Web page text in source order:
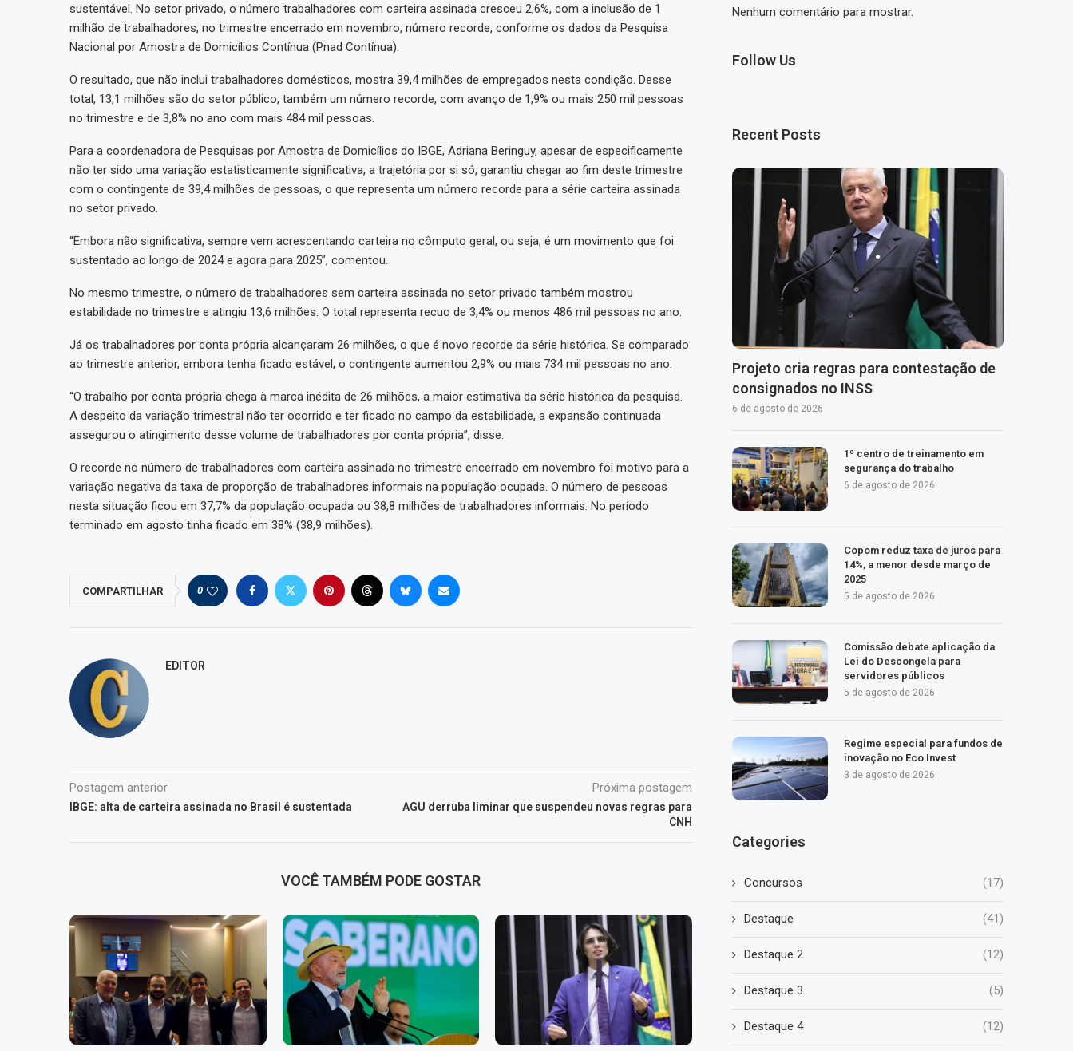
sustentável. No setor privado, o número trabalhadores com carteira assinada cresceu 2,6%, com a inclusão de 1
milhão de trabalhadores, no trimestre encerrado em novembro, número recorde, conforme os dados da Pesquisa
Nacional por Amostra de Domicílios Contínua (Pnad Contínua).
O resultado, que não inclui trabalhadores domésticos, mostra 39,4 milhões de empregados nesta condição. Desse
total, 13,1 milhões são do setor público, também um número recorde, com avanço de 1,9% ou mais 250 mil pessoas
no trimestre e de 3,8% no ano com mais 484 mil pessoas.
Para a coordenadora de Pesquisas por Amostra de Domicílios do IBGE, Adriana Beringuy, apesar de especificamente
não ter sido uma variação estatisticamente significativa, a trajetória por si só, garantiu chegar ao fim deste trimestre
com o contingente de 39,4 milhões de pessoas, o que representa um número recorde para a série carteira assinada
no setor privado.
“Embora não significativa, sempre vem acrescentando carteira no cômputo geral, ou seja, é um movimento que foi
sustentado ao longo de 2024 e agora para 2025”, comentou.
No mesmo trimestre, o número de trabalhadores sem carteira assinada no setor privado também mostrou
estabilidade no trimestre e atingiu 13,6 milhões. O total representa recuo de 3,4% ou menos 486 mil pessoas no ano.
Já os trabalhadores por conta própria alcançaram 26 milhões, o que é novo recorde da série histórica. Se comparado
ao trimestre anterior, embora tenha ficado estável, o contingente aumentou 2,9% ou mais 734 mil pessoas no ano.
“O trabalho por conta própria chega à marca inédita de 26 milhões, a maior estimativa da série histórica da pesquisa.
A despeito da variação trimestral não ter ocorrido e ter ficado no campo da estabilidade, a expansão continuada
assegurou o atingimento desse volume de trabalhadores por conta própria”, disse.
O recorde no número de trabalhadores com carteira assinada no trimestre encerrado em novembro foi motivo para a
variação negativa da taxa de proporção de trabalhadores informais na população ocupada. O número de pessoas
nesta situação ficou em 37,7% da população ocupada ou 38,8 milhões de trabalhadores informais. No período
terminado em agosto tinha ficado em 38% (38,9 milhões).
COMPARTILHAR 0
EDITOR
Postagem anterior
IBGE: alta de carteira assinada no Brasil é sustentada
Próxima postagem
AGU derruba liminar que suspendeu novas regras para
CNH
VOCÊ TAMBÉM PODE GOSTAR
Nenhum comentário para mostrar.
Follow Us
Recent Posts
Projeto cria regras para contestação de
consignados no INSS
6 de agosto de 2026
1º centro de treinamento em
segurança do trabalho
6 de agosto de 2026
Copom reduz taxa de juros para
14%, a menor desde março de
2025
5 de agosto de 2026
Comissão debate aplicação da
Lei do Descongela para
servidores públicos
5 de agosto de 2026
Regime especial para fundos de
inovação no Eco Invest
3 de agosto de 2026
Categories
Concursos (17)
Destaque (41)
Destaque 2 (12)
Destaque 3 (5)
Destaque 4 (12)